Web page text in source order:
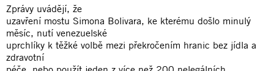
Zprávy uvádějí, že
uzavření mostu Simona Bolivara, ke kterému došlo minulý
měsíc, nutí venezuelské
uprchlíky k těžké volbě mezi překročením hranic bez jídla a
zdravotní